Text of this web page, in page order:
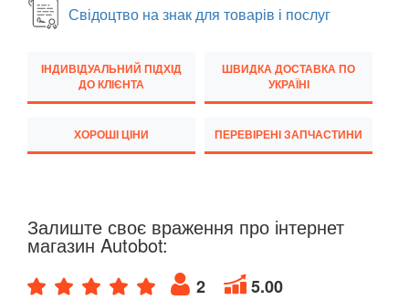
6 Series F13
6 Series F06
M6 F12/F13/F06
6 Series G32
7 Series E65/E66/E67/E68
7 Series G11/G12
Свідоцтво на знак для товарів і послуг
ІНДИВІДУАЛЬНИЙ ПІДХІД
ДО КЛІЄНТА
ШВИДКА ДОСТАВКА ПО
УКРАЇНІ
ХОРОШІ ЦІНИ ПЕРЕВІРЕНІ ЗАПЧАСТИНИ
Залиште своє враження про інтернет
магазин Autobot:
2 5.00